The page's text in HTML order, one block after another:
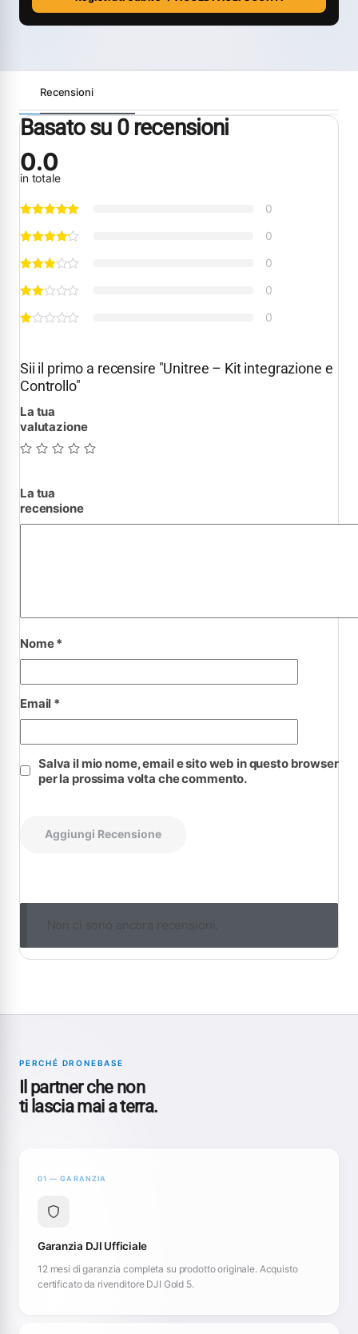
Recensioni
Basato su 0 recensioni
0.0
in totale
0
0
0
0
0
Sii il primo a recensire "Unitree – Kit integrazione e
Controllo"
La tua
valutazione
La tua
recensione
Nome*
Email *
Salva il mio nome, email e sito web in questo browser
per la prossima volta che commento.
PERCHÉ DRONEBASE
Il partner che non
ti lascia mai a terra.
01 — GARANZIA
Garanzia DJI Ufficiale
12 mesi di garanzia completa su prodotto originale. Acquisto
certificato da rivenditore DJI Gold 5.